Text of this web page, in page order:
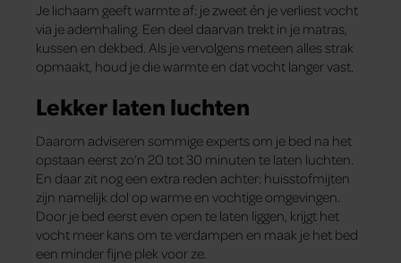
Je lichaam geeft warmte af: je zweet én je verliest vocht
via je ademhaling. Een deel daarvan trekt in je matras,
kussen en dekbed. Als je vervolgens meteen alles strak
opmaakt, houd je die warmte en dat vocht langer vast.
Lekker laten luchten
Daarom adviseren sommige experts om je bed na het
opstaan eerst zo’n 20 tot 30 minuten te laten luchten.
En daar zit nog een extra reden achter: huisstofmijten
zijn namelijk dol op warme en vochtige omgevingen.
Door je bed eerst even open te laten liggen, krijgt het
vocht meer kans om te verdampen en maak je het bed
een minder fijne plek voor ze.